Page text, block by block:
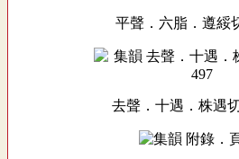
平聲．六脂．遵綏
去聲．十遇．株遇